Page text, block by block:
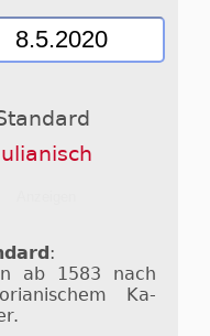
:
ab 1583 nach
Ka­